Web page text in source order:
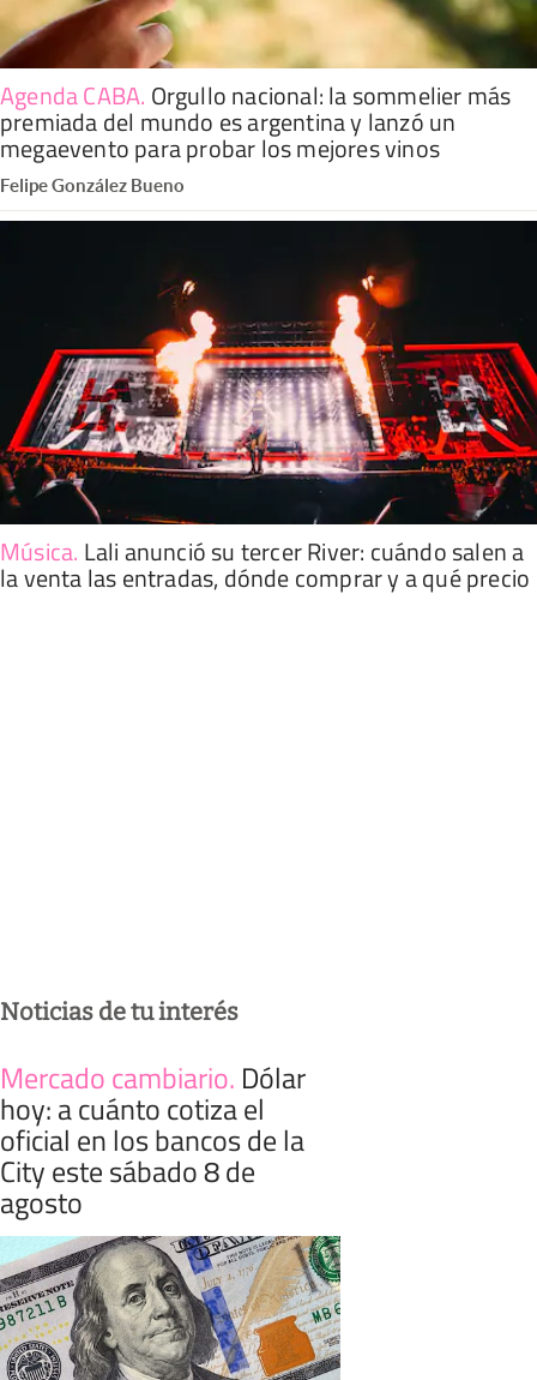
Agenda CABA. Orgullo nacional: la sommelier más
premiada del mundo es argentina y lanzó un
megaevento para probar los mejores vinos
Felipe González Bueno
Música. Lali anunció su tercer River: cuándo salen a
la venta las entradas, dónde comprar y a qué precio
Noticias de tu interés
Mercado cambiario. Dólar
hoy: a cuánto cotiza el
oficial en los bancos de la
City este sábado 8 de
agosto